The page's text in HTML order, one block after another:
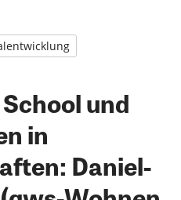
und
in
Daniel-